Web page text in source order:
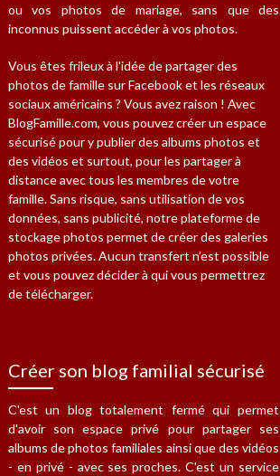
ou vos photos de mariage, sans que des
inconnus puissent accéder à vos photos.
Vous êtes frileux à l'idée de partager des
photos de famille sur Facebook et les réseaux
sociaux américains ? Vous avez raison ! Avec
BlogFamille.com, vous pouvez créer un espace
sécurisé pour y publier des albums photos et
des vidéos et surtout, pour les partager à
distance avec tous les membres de votre
famille. Sans risque, sans utilisation de vos
données, sans publicité, notre plateforme de
stockage photos permet de créer des galeries
photos privées. Aucun transfert n'est possible
et vous pouvez décider à qui vous permettrez
de télécharger.
Créer son blog familial sécurisé
C'est un blog totalement fermé qui permet
d'avoir son espace privé pour partager ses
albums de photos familiales ainsi que des vidéos
- en privé - avec ses proches. C'est un service